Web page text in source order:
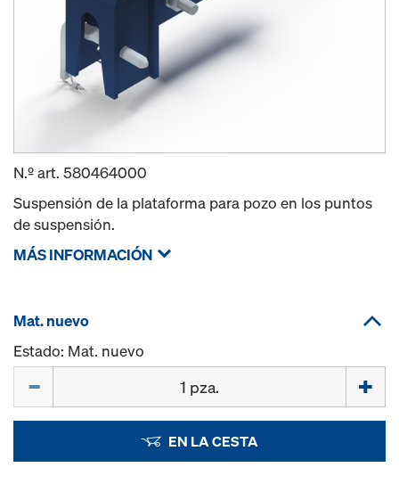
N.º art. 580464000
Suspensión de la plataforma para pozo en los puntos
de suspensión.
MÁS INFORMACIÓN
Mat. nuevo
Estado: Mat. nuevo
EN LA CESTA